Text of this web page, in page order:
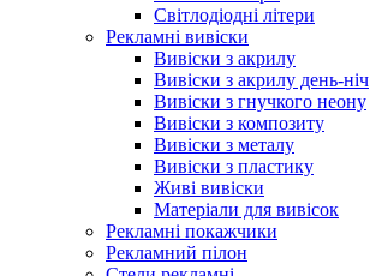
Світлодіодні літери
Рекламні вивіски
Вивіски з акрилу
Вивіски з акрилу день-ніч
Вивіски з гнучкого неону
Вивіски з композиту
Вивіски з металу
Вивіски з пластику
Живі вивіски
Матеріали для вивісок
Рекламні покажчики
Рекламний пілон